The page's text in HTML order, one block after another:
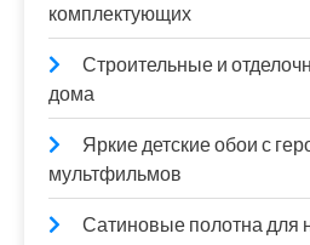
комплектующих
Строительные и
дома
Яркие детские обои с
мультфильмов
Сатиновые полотна для